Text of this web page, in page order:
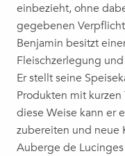
einbezieht, ohne
gegebenen
Benjamin besitzt
Fleischzerlegung
Er stellt seine
Produkten mit
diese Weise kann er
zubereiten und neue
Auberge de